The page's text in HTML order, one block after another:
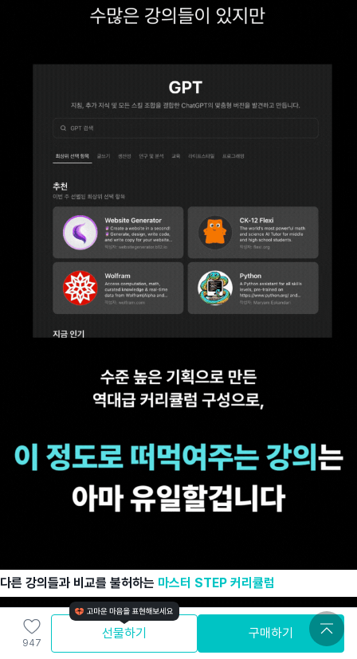
다른 강의들과 비교를 불허하는 마스터 STEP 커리큘럼
947
선물하기 구매하기